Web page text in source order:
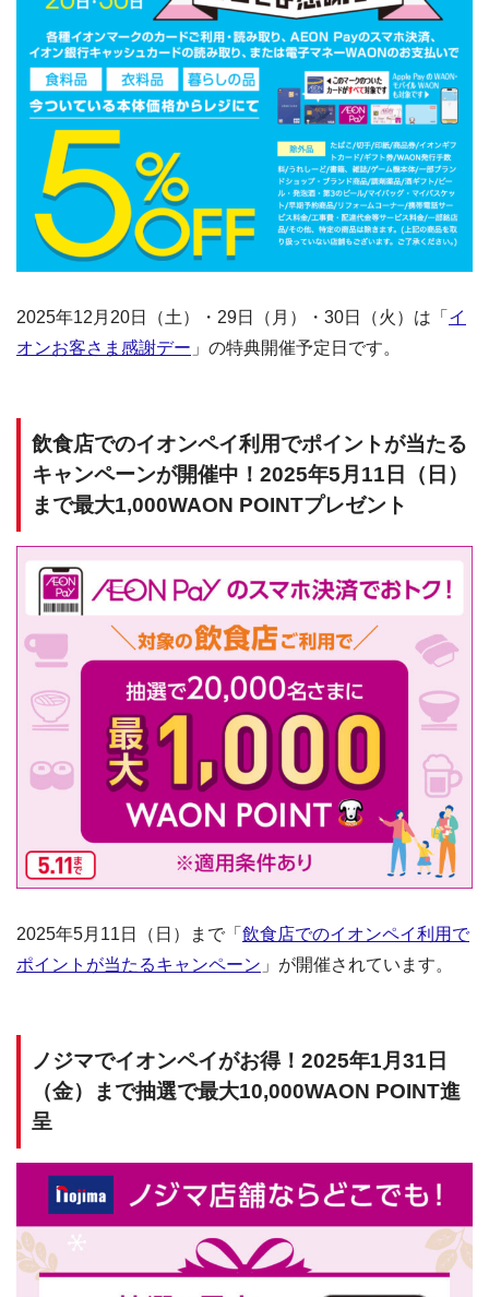
2025年12月20日（土）・29日（月）・30日（火）は「 イ
オンお客さま感謝デー 」の特典開催予定日です。
飲食店でのイオンペイ利用でポイントが当たる
キャンペーンが開催中！2025年5月11日（日）
まで最大1,000WAON POINTプレゼント
2025年5月11日（日）まで「 飲食店でのイオンペイ利用で
ポイントが当たるキャンペーン 」が開催されています。
ノジマでイオンペイがお得！2025年1月31日
（金）まで抽選で最大10,000WAON POINT進
呈